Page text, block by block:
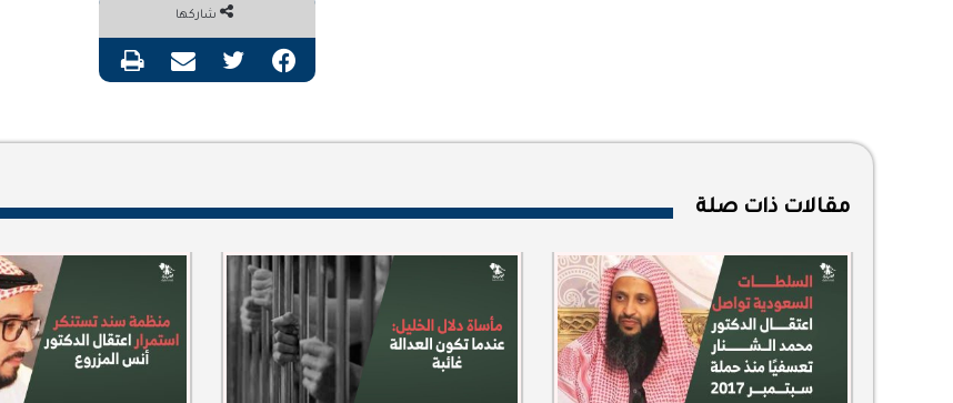
شاركها
فيسبوك تويتر مشاركة عبر البريد طباعة
مقالات ذات صلة